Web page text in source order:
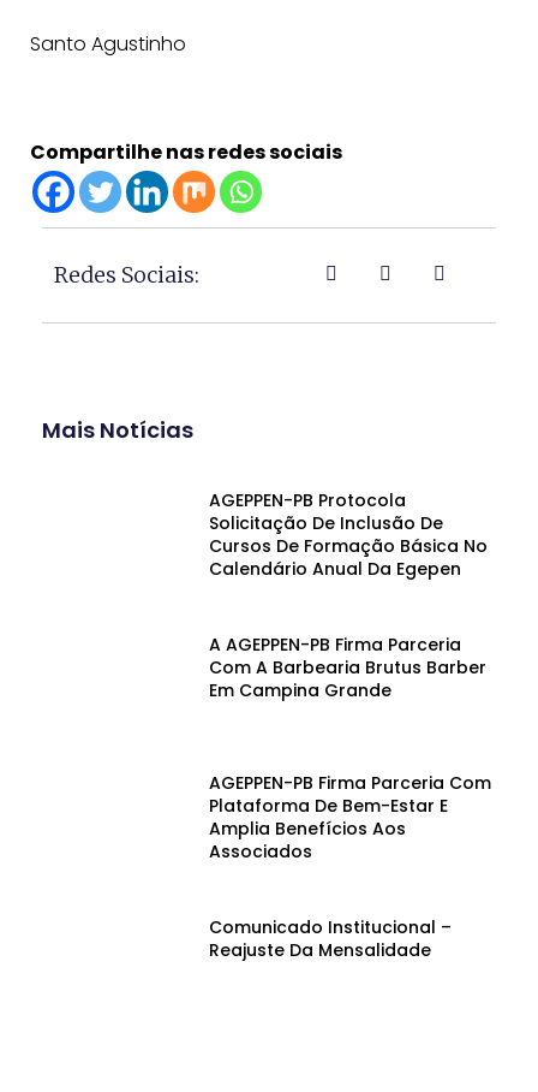
Santo Agustinho
Compartilhe nas redes sociais
Redes Sociais:
Mais Notícias
AGEPPEN-PB Protocola
Solicitação De Inclusão De
Cursos De Formação Básica No
Calendário Anual Da Egepen
A AGEPPEN-PB Firma Parceria
Com A Barbearia Brutus Barber
Em Campina Grande
AGEPPEN-PB Firma Parceria Com
Plataforma De Bem-Estar E
Amplia Benefícios Aos
Associados
Comunicado Institucional –
Reajuste Da Mensalidade